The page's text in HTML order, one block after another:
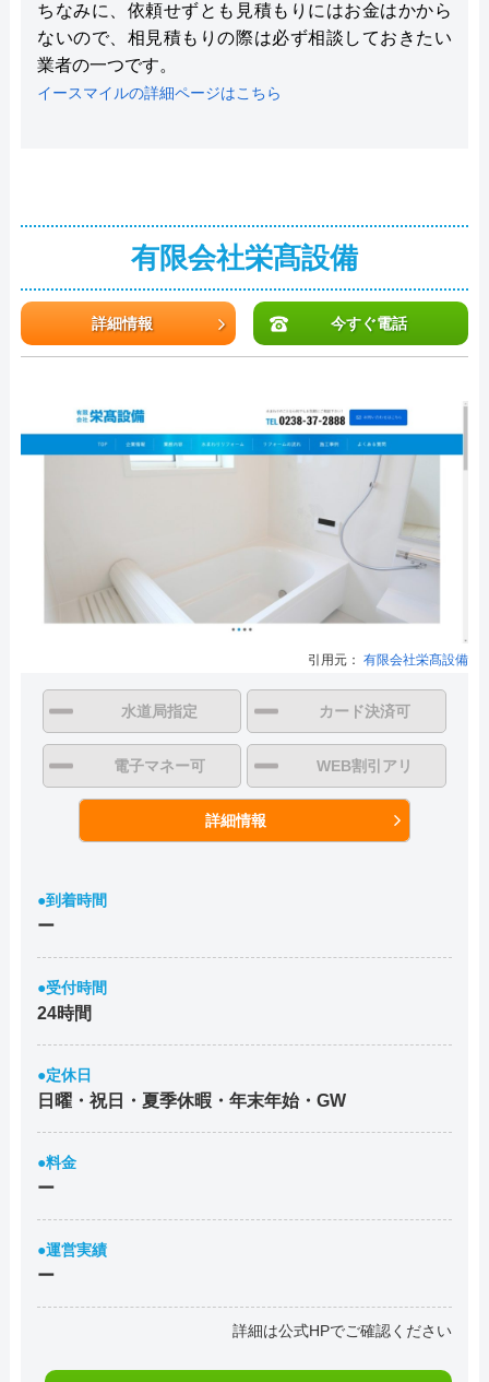
ちなみに、依頼せずとも見積もりにはお金はかから
ないので、相見積もりの際は必ず相談しておきたい
業者の一つです。
イースマイルの詳細ページはこちら
有限会社栄髙設備
詳細情報 今すぐ電話
引用元： 有限会社栄髙設備
水道局指定 カード決済可
電子マネー可 WEB割引アリ
詳細情報
●到着時間
ー
●受付時間
24時間
●定休日
日曜・祝日・夏季休暇・年末年始・GW
●料金
ー
●運営実績
ー
詳細は公式HPでご確認ください